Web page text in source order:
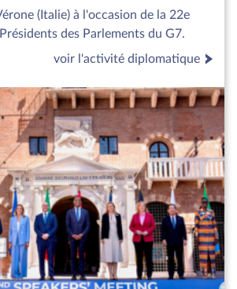
(Italie) à l'occasion de la 22e
des Parlements du G7.
voir l'activité diplomatique